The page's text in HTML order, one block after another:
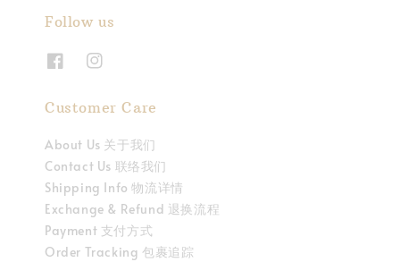
Follow us
Customer Care
About Us 关于我们
Contact Us 联络我们
Shipping Info 物流详情
Exchange & Refund 退换流程
Payment 支付方式
Order Tracking 包裹追踪